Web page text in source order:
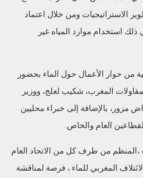
الاستراتيجيات ومن خلال اعتماد
استخدام موارد المياه غير
من حوار الأعمال حول الماء بحضور
المغرب، شكيب لعلج، ووزير
مزور، بالإضافة إلى خبراء محليين
العام والخاص.
من طرف كل من الاتحاد العام
المغربي للماء ، فرصة لمناقشة